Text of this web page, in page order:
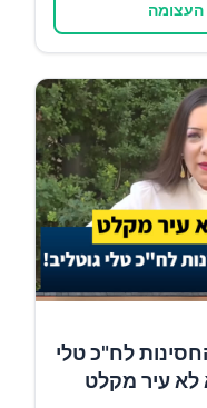
לח"כ טלי
לא עיר מקלט